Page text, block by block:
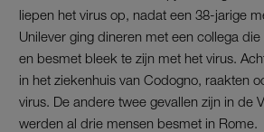
liepen het virus op, nadat een 38-jarige
Unilever ging dineren met een collega
en besmet bleek te zijn met het virus.
in het ziekenhuis van Codogno, raakten
virus. De andere twee gevallen zijn in de
werden al drie mensen besmet in Rome.